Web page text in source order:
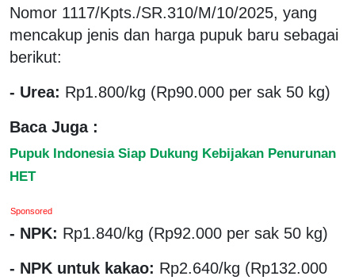
Nomor 1117/Kpts./SR.310/M/10/2025, yang
mencakup jenis dan harga pupuk baru sebagai
berikut:
- Urea: Rp1.800/kg (Rp90.000 per sak 50 kg)
Baca Juga :
Pupuk Indonesia Siap Dukung Kebijakan Penurunan
HET
Sponsored
- NPK: Rp1.840/kg (Rp92.000 per sak 50 kg)
- NPK untuk kakao: Rp2.640/kg (Rp132.000